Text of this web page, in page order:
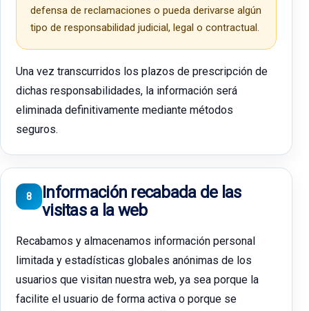
defensa de reclamaciones o pueda derivarse algún
tipo de responsabilidad judicial, legal o contractual.
Una vez transcurridos los plazos de prescripción de
dichas responsabilidades, la información será
eliminada definitivamente mediante métodos
seguros.
8
Información recabada de las
visitas a la web
Recabamos y almacenamos información personal
limitada y estadísticas globales anónimas de los
usuarios que visitan nuestra web, ya sea porque la
facilite el usuario de forma activa o porque se